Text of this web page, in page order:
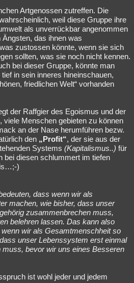
Artgenossen zutreffen. Die
weil diese Gruppe ihre
als unverrückbar angenommen
das ihnen was
zustossen könnte, wenn sie sich
sollten, was sie noch nicht kennen.
bei dieser Gruppe, könnte man
in sein inneres hineinschauen,
friedlichen Welt“ vorhanden
der Raffgier des Egoismus und der
viele Menschen gebieten zu können
an der Nase herumführen bezw.
den „Profit“, der sie aus der
Systems (Kapitalismus..) für
bei diesen schlummert im tiefen
)
dass wenn wir als
machen, wie bisher, dass unser
zusammenbrechen muss,
belehren lassen. Das kann also
wir als Gesamtmenschheit so
unser Lebenssystem erst einmal
bevor wir uns eines Besseren
ist wohl jeder und jedem